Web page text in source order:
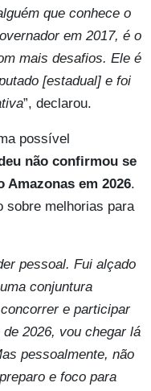
que conhece o
em 2017, é o
mais desafios. Ele é
[estadual] e foi
”, declarou.
possível
não confirmou se
em 2026.
sobre melhorias para
pessoal. Fui alçado
conjuntura
e participar
2026, vou chegar lá
pessoalmente, não
e foco para